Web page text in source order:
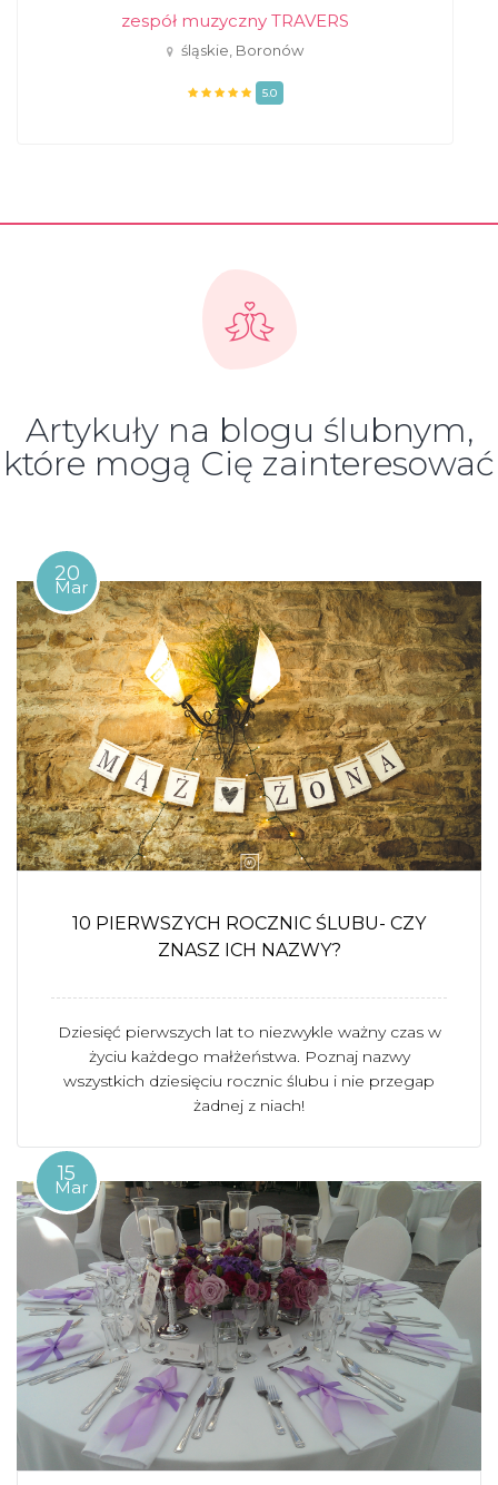
zespół muzyczny TRAVERS
śląskie, Boronów
5.0
Artykuły na blogu ślubnym,
które mogą Cię zainteresować
20
Mar
10 PIERWSZYCH ROCZNIC ŚLUBU- CZY
ZNASZ ICH NAZWY?
Dziesięć pierwszych lat to niezwykle ważny czas w
życiu każdego małżeństwa. Poznaj nazwy
wszystkich dziesięciu rocznic ślubu i nie przegap
żadnej z niach!
15
Mar